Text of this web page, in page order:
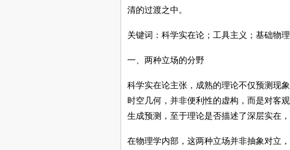
清的过渡之中。
关键词： 科学实在论；工具主义；基础物
一、两种立场的分野
科学实在论主张，成熟的理论不仅预测现
时空几何，并非便利性的虚构，而是对客
生成预测，至于理论是否描述了深层实在，
在物理学内部，这两种立场并非抽象对立